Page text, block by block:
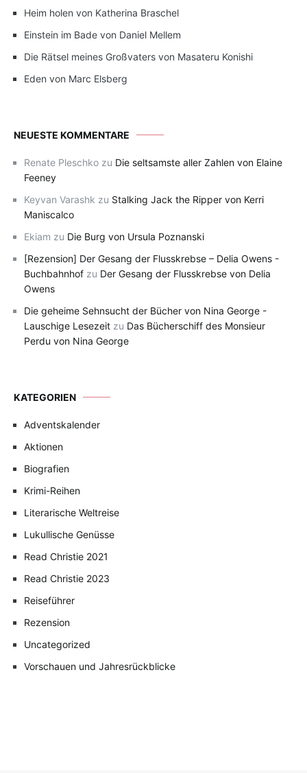
Heim holen von Katherina Braschel
Einstein im Bade von Daniel Mellem
Die Rätsel meines Großvaters von Masateru Konishi
Eden von Marc Elsberg
NEUESTE KOMMENTARE
Renate Pleschko zu Die seltsamste aller Zahlen von Elaine
Feeney
Keyvan Varashk zu Stalking Jack the Ripper von Kerri
Maniscalco
Ekiam zu Die Burg von Ursula Poznanski
[Rezension] Der Gesang der Flusskrebse – Delia Owens -
Buchbahnhof zu Der Gesang der Flusskrebse von Delia
Owens
Die geheime Sehnsucht der Bücher von Nina George -
Lauschige Lesezeit zu Das Bücherschiff des Monsieur
Perdu von Nina George
KATEGORIEN
Adventskalender
Aktionen
Biografien
Krimi-Reihen
Literarische Weltreise
Lukullische Genüsse
Read Christie 2021
Read Christie 2023
Reiseführer
Rezension
Uncategorized
Vorschauen und Jahresrückblicke